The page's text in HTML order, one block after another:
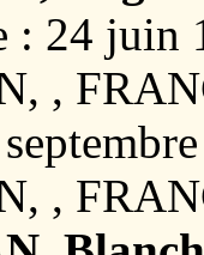
: 24
,
,